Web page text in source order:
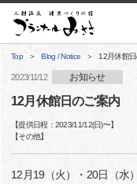
Top Blog / Notice 12月休館
2023/11/12 お知らせ
12月休館日のご案内
【提供日程： 2023/11/12(日)〜】
【その他】
12月19（火）・20日（水